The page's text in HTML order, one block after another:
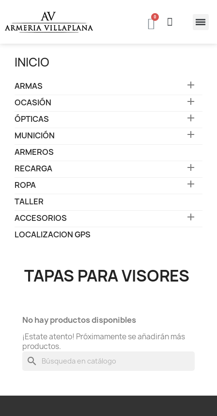
INICIO
ARMAS 
OCASIÓN 
ÓPTICAS 
MUNICIÓN 
ARMEROS
RECARGA

ROPA 
TALLER
ACCESORIOS

LOCALIZACION GPS
TAPAS PARA VISORES
No hay productos disponibles
¡Estate atento! Próximamente se añadirán más
productos.
search